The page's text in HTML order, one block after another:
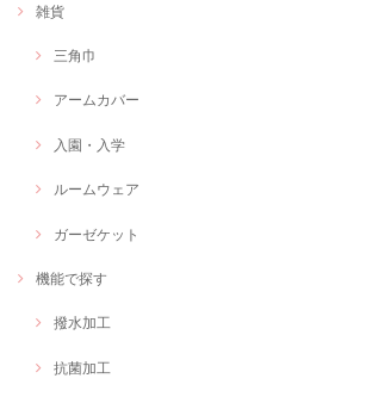
雑貨
三角巾
アームカバー
入園・入学
ルームウェア
ガーゼケット
機能で探す
撥水加工
抗菌加工